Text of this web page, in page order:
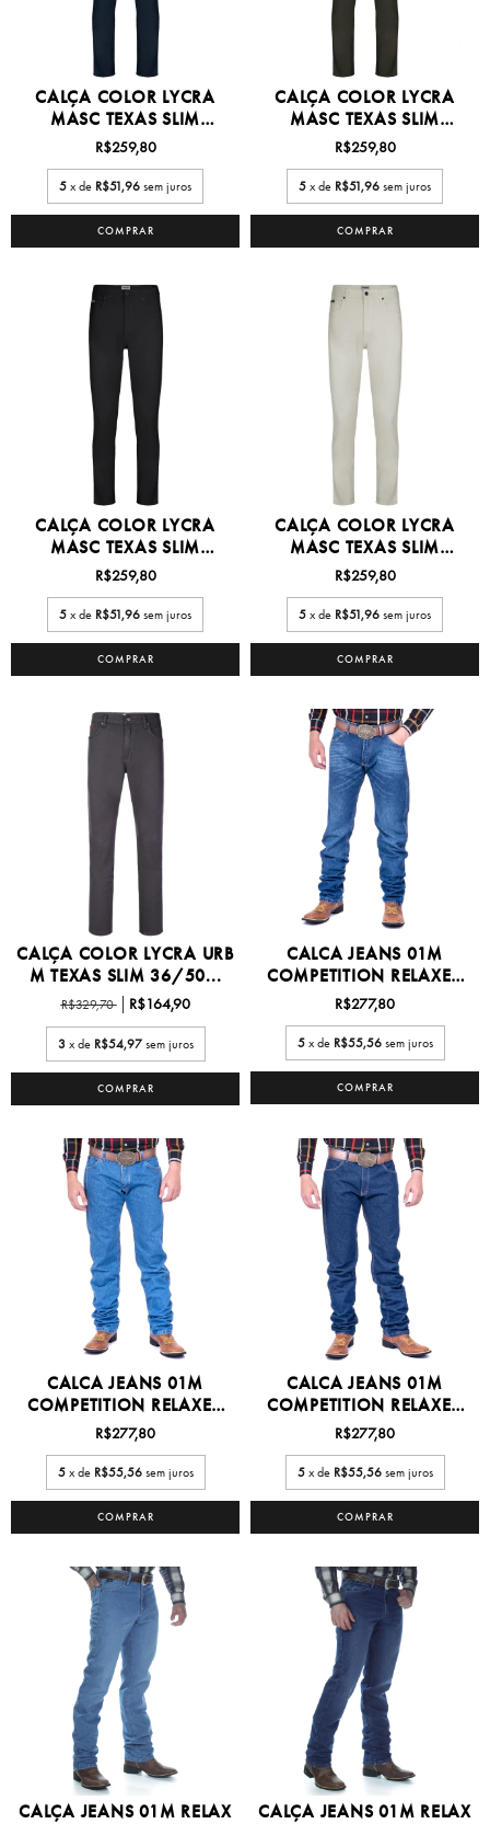
CALÇA COLOR LYCRA
MASC TEXAS SLIM
36/50...
R$259,80
5x de R$51,96sem juros
COMPRAR
CALÇA COLOR LYCRA
MASC TEXAS SLIM
36/50...
R$259,80
5x de R$51,96sem juros
COMPRAR
CALÇA COLOR LYCRA
MASC TEXAS SLIM
36/50...
R$259,80
5x de R$51,96sem juros
COMPRAR
CALÇA COLOR LYCRA
MASC TEXAS SLIM
36/50...
R$259,80
5x de R$51,96sem juros
COMPRAR
CALÇA COLOR LYCRA URB
M TEXAS SLIM 36/50...
R$329,70 R$164,90
3 x de R$54,97 sem juros
COMPRAR
CALCA JEANS 01M
COMPETITION RELAXED
FIT...
R$277,80
5 x de R$55,56 sem juros
COMPRAR
CALCA JEANS 01M
COMPETITION RELAXED
FIT...
R$277,80
5 x de R$55,56 sem juros
COMPRAR
CALCA JEANS 01M
COMPETITION RELAXED
FIT...
R$277,80
5 x de R$55,56 sem juros
COMPRAR
CALÇA JEANS 01M RELAX
CALÇA JEANS 01M RELAX